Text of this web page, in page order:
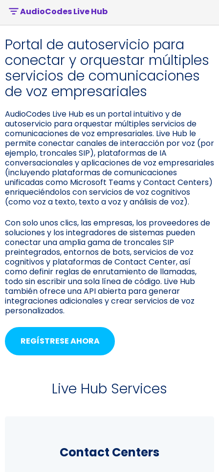
AudioCodes Live Hub
Portal de autoservicio para
conectar y orquestar múltiples
servicios de comunicaciones
de voz empresariales
AudioCodes Live Hub es un portal intuitivo y de
autoservicio para orquestar múltiples servicios de
comunicaciones de voz empresariales. Live Hub le
permite conectar canales de interacción por voz (por
ejemplo, troncales SIP), plataformas de IA
conversacionales y aplicaciones de voz empresariales
(incluyendo plataformas de comunicaciones
unificadas como Microsoft Teams y Contact Centers)
enriqueciéndolos con servicios de voz cognitivos
(como voz a texto, texto a voz y análisis de voz).
Con solo unos clics, las empresas, los proveedores de
soluciones y los integradores de sistemas pueden
conectar una amplia gama de troncales SIP
preintegrados, entornos de bots, servicios de voz
cognitivos y plataformas de Contact Center, así
como definir reglas de enrutamiento de llamadas,
todo sin escribir una sola línea de código. Live Hub
también ofrece una API abierta para generar
integraciones adicionales y crear servicios de voz
personalizados.
REGÍSTRESE AHORA
Live Hub Services
Contact Centers